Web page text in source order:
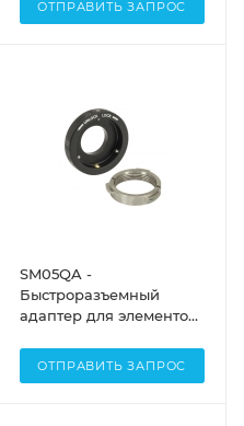
ОТПРАВИТЬ ЗАПРОС
SM05QA -
Быстроразъемный
адаптер для элементов
ОТПРАВИТЬ ЗАПРОС